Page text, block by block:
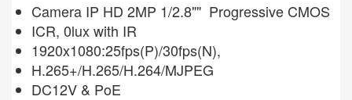
Camera IP HD 2MP 1/2.8"" Progressive CMOS
ICR, 0lux with IR
1920x1080:25fps(P)/30fps(N),
H.265+/H.265/H.264/MJPEG
DC12V & PoE